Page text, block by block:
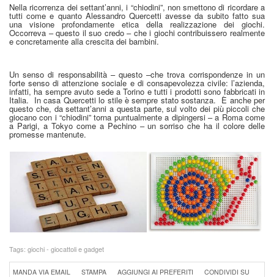
Nella ricorrenza dei settant’anni, i “chiodini”, non smettono di ricordare a
tutti come e quanto Alessandro Quercetti avesse da subito fatto sua
una visione profondamente etica della realizzazione dei giochi.
Occorreva – questo il suo credo – che i giochi contribuissero realmente
e concretamente alla crescita dei bambini.
Un senso di responsabilità – questo –che trova corrispondenze in un
forte senso di attenzione sociale e di consapevolezza civile: l’azienda,
infatti, ha sempre avuto sede a Torino e tutti i prodotti sono fabbricati in
Italia. In casa Quercetti lo stile è sempre stato sostanza. È anche per
questo che, da settant’anni a questa parte, sul volto dei più piccoli che
giocano con i “chiodini” torna puntualmente a dipingersi – a Roma come
a Parigi, a Tokyo come a Pechino – un sorriso che ha il colore delle
promesse mantenute.
Tags: giochi - giocattoli e gadget
MANDA VIA EMAIL STAMPA AGGIUNGI AI PREFERITI
CONDIVIDI SU